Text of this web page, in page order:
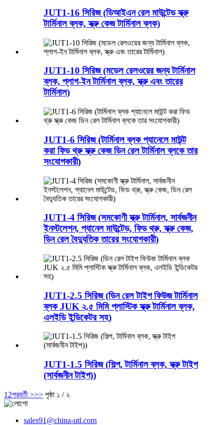
JUT1-16 সিরিজ (ডিআইএন রেল মাউন্টেড স্ক্রু
টার্মিনাল ব্লক, স্ক্রু কেজ টার্মিনাল ব্লক)
JUT1-10 সিরিজ (মডেল রেলওয়ের জন্য টার্মিনাল
ব্লক, প্লাগ-ইন টার্মিনাল ব্লক, স্ক্রু এবং তারের
টার্মিনাল)
JUT1-6 সিরিজ (টার্মিনাল ব্লক প্যানেলে মাউন্ট
করা ফিড থ্রু স্ক্রু কেজ ডিন রেল টার্মিনাল ব্লকে তার
সংযোগকারী)
JUT1-4 সিরিজ (সমকোণী স্ক্রু টার্মিনাল, সার্বজনীন
ইনস্টলেশন, প্যানেল মাউন্টেড, ফিড থ্রু, স্ক্রু কেজ,
ডিন রেল বৈদ্যুতিক তারের সংযোগকারী)
JUT1-2.5 সিরিজ (ডিন রেল টাইপ ফিউজ টার্মিনাল
ব্লক JUK ২.৫ মিমি প্লাস্টিক স্ক্রু টার্মিনাল ব্লক,
এলইডি ইন্ডিকেটর সহ)
JUT1-1.5 সিরিজ (শিল্প, টার্মিনাল ব্লক, স্ক্রু টাইপ
(সার্বজনীন টাইপ))
1 2পরবর্তী >>> পৃষ্ঠা ১ / ২
sales91@china-utl.com